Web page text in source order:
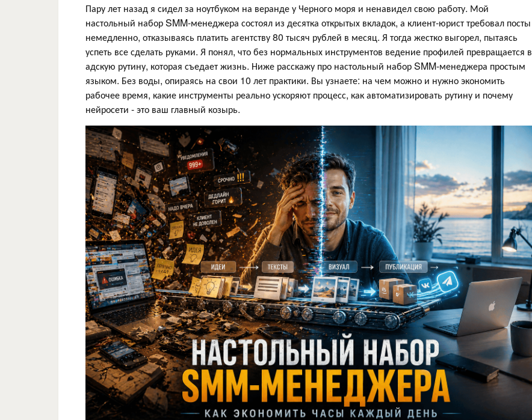
Пару лет назад я сидел за ноутбуком на веранде у Черного моря и ненавидел свою работу. Мой
настольный набор SMM-менеджера состоял из десятка открытых вкладок, а клиент-юрист требовал посты
немедленно, отказываясь платить агентству 80 тысяч рублей в месяц. Я тогда жестко выгорел, пытаясь
успеть все сделать руками. Я понял, что без нормальных инструментов ведение профилей превращается в
адскую рутину, которая съедает жизнь. Ниже расскажу про настольный набор SMM-менеджера простым
языком. Без воды, опираясь на свои 10 лет практики. Вы узнаете: на чем можно и нужно экономить
рабочее время, какие инструменты реально ускоряют процесс, как автоматизировать рутину и почему
нейросети - это ваш главный козырь.